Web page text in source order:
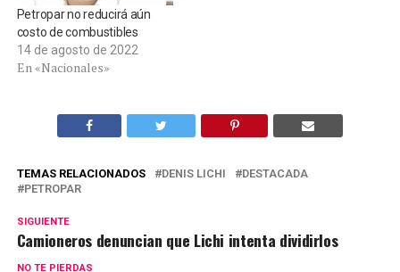
Petropar no reducirá aún
costo de combustibles
14 de agosto de 2022
En «Nacionales»
TEMAS RELACIONADOS DENIS LICHI
DESTACADA
PETROPAR
SIGUIENTE
Camioneros denuncian que Lichi intenta dividirlos
NO TE PIERDAS